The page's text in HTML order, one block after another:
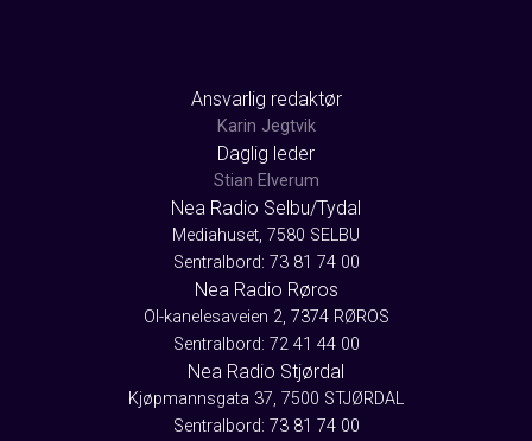
Ansvarlig redaktør
Karin Jegtvik
Daglig leder
Stian Elverum
Nea Radio Selbu/Tydal
Mediahuset, 7580 SELBU
Sentralbord: 73 81 74 00
Nea Radio Røros
Ol-kanelesaveien 2, 7374 RØROS
Sentralbord: 72 41 44 00
Nea Radio Stjørdal
Kjøpmannsgata 37, 7500 STJØRDAL
Sentralbord: 73 81 74 00